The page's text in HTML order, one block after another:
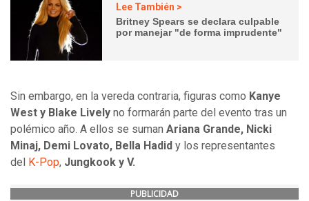
Lee También >
Britney Spears se declara culpable
por manejar "de forma imprudente"
Sin embargo, en la vereda contraria, figuras como Kanye
West y Blake Lively no formarán parte del evento tras un
polémico año. A ellos se suman Ariana Grande, Nicki
Minaj, Demi Lovato, Bella Hadid y los representantes
del
K-Pop, Jungkook y V.
PUBLICIDAD